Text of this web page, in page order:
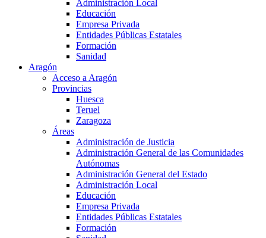
Administración Local
Educación
Empresa Privada
Entidades Públicas Estatales
Formación
Sanidad
Aragón
Acceso a Aragón
Provincias
Huesca
Teruel
Zaragoza
Áreas
Administración de Justicia
Administración General de las Comunidades
Autónomas
Administración General del Estado
Administración Local
Educación
Empresa Privada
Entidades Públicas Estatales
Formación